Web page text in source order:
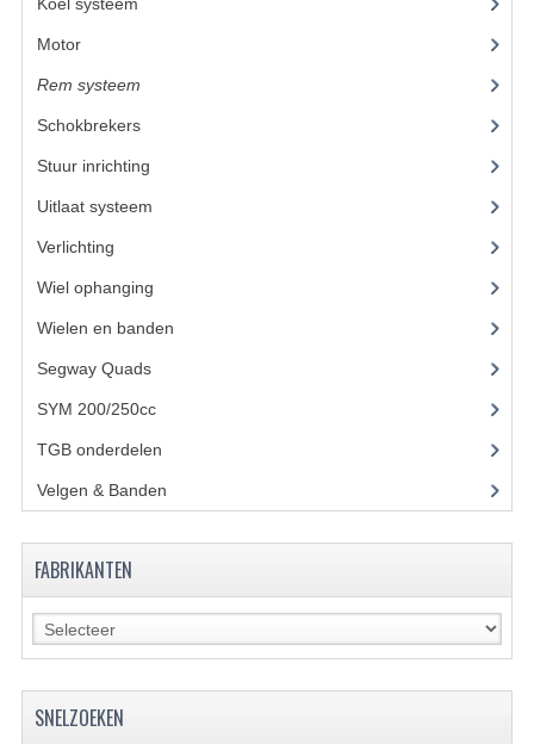
BRANDSTOF SYSTEEM
ELECTRONICA
KABELS
KAPPEN EN FRAME
Motor(59)
Rem systeem
Schokbrekers(11)
Stuur inrichting
Uitlaat systeem
Verlichting
Wiel ophanging
Wielen en banden
Segway Quads(6)
SYM 200/250cc(15)
TGB onderdelen
Velgen & Banden
FABRIKANTEN
SNELZOEKEN